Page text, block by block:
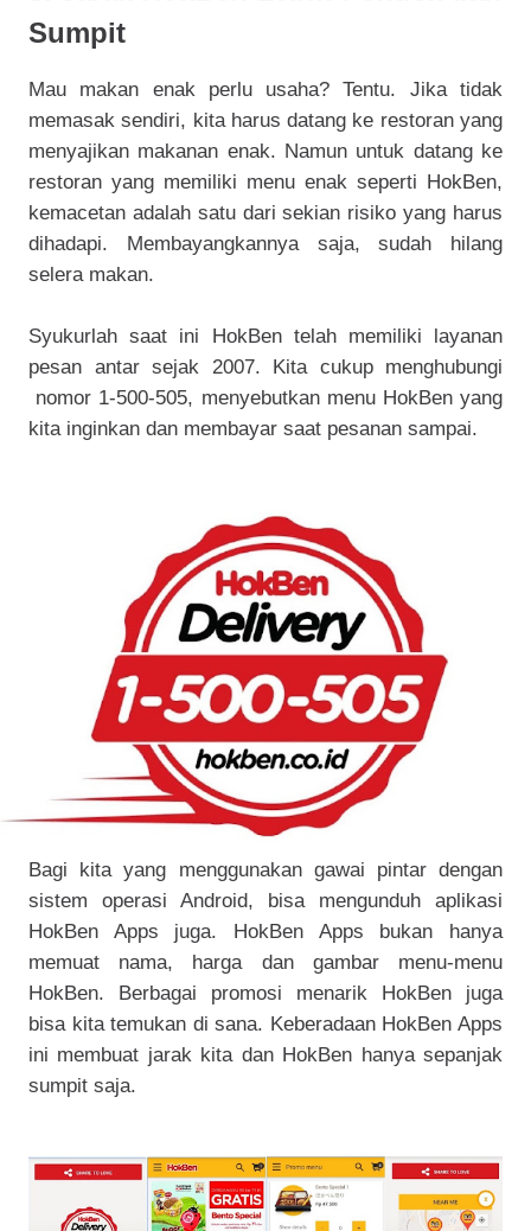
Sumpit
Mau makan enak perlu usaha? Tentu. Jika tidak
memasak sendiri, kita harus datang ke restoran yang
menyajikan makanan enak. Namun untuk datang ke
restoran yang memiliki menu enak seperti HokBen,
kemacetan adalah satu dari sekian risiko yang harus
dihadapi. Membayangkannya saja, sudah hilang
selera makan.
Syukurlah saat ini HokBen telah memiliki layanan
pesan antar sejak 2007. Kita cukup menghubungi
nomor 1-500-505, menyebutkan menu HokBen yang
kita inginkan dan membayar saat pesanan sampai.
Bagi kita yang menggunakan gawai pintar dengan
sistem operasi Android, bisa mengunduh aplikasi
HokBen Apps juga. HokBen Apps bukan hanya
memuat nama, harga dan gambar menu-menu
HokBen. Berbagai promosi menarik HokBen juga
bisa kita temukan di sana. Keberadaan HokBen Apps
ini membuat jarak kita dan HokBen hanya sepanjak
sumpit saja.